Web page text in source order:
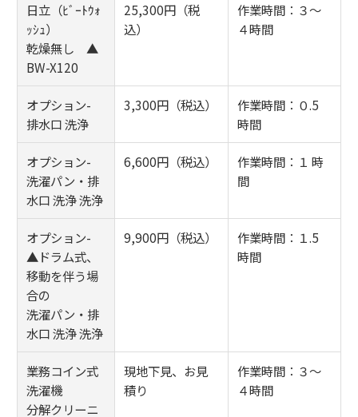
日立（ﾋﾞｰﾄｳｫ
ｯｼｭ）
乾燥無し ▲
BW-X120
25,300円（税
込）
作業時間：３～
４時間
オプション-
排水口 洗浄
3,300円（税込）
作業時間：０.5
時間
オプション-
洗濯パン・排
水口 洗浄 洗浄
6,600円（税込）
作業時間：１ 時
間
オプション-
▲ドラム式、
移動を伴う場
合の
洗濯パン・排
水口 洗浄 洗浄
9,900円（税込）
作業時間：１.5
時間
業務コイン式
洗濯機
分解クリーニ
現地下見、お見
積り
作業時間：３～
４時間